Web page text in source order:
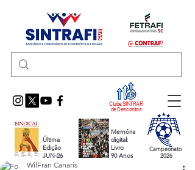
Clube SINTRAFI
de Descontos
Última
Edição
JUN-26
Memória
digital:
Livro
90 Anos
Campeonato
2026
WilFran Canaris